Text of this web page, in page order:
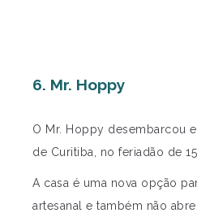
6. Mr. Hoppy
O Mr. Hoppy desembarcou
de Curitiba, no feriadão de
A casa é uma nova opção
artesanal e também não